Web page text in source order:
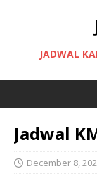
JADWAL
Jadwal
December 8,